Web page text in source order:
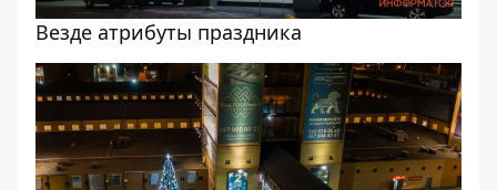
Везде атрибуты праздника